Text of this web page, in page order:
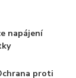
napájení
proti